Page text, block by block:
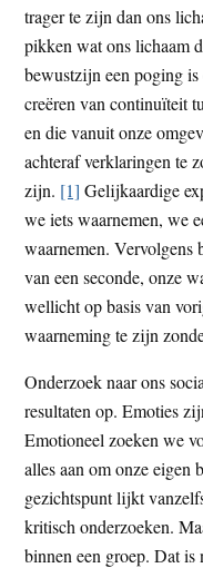
trager te zijn dan ons
pikken wat ons lichaam
bewustzijn een poging
creëren van continuïteit
en die vanuit onze
achteraf verklaringen te
zijn. [1] Gelijkaardige
we iets waarnemen, we
waarnemen. Vervolgens
van een seconde, onze
wellicht op basis van
waarneming te zijn
Onderzoek naar ons
resultaten op. Emoties
Emotioneel zoeken we
alles aan om onze eigen
gezichtspunt lijkt
kritisch onderzoeken.
binnen een groep. Dat